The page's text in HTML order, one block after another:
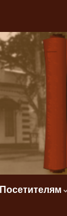
Посетителям